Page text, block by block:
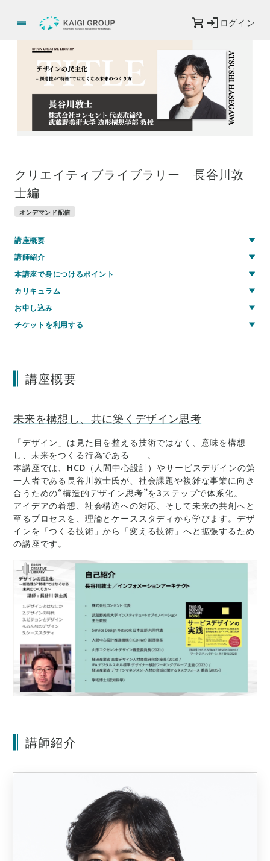
ログイン
講座概要
未来を構想し、共に築くデザイン思考
「デザイン」は見た目を整える技術ではなく、意味を構想
し、未来をつくる行為である——。
本講座では、HCD（人間中心設計）やサービスデザインの第
一人者である長谷川敦士氏が、社会課題や複雑な事業に向き
合うための“構造的デザイン思考”を3ステップで体系化。
アイデアの着想、社会構造への対応、そして未来の共創へと
至るプロセスを、理論とケーススタディから学びます。デザ
インを「つくる技術」から「変える技術」へと拡張するため
の講座です。
講師紹介
クリエイティブライブラリー 長谷川敦
士編
オンデマンド配信
講座概要
講師紹介
本講座で身につけるポイント
カリキュラム
お申し込み
チケットを利用する